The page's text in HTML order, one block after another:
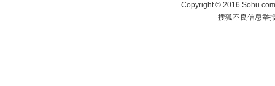
Copyright©2016
搜狐不良信息举